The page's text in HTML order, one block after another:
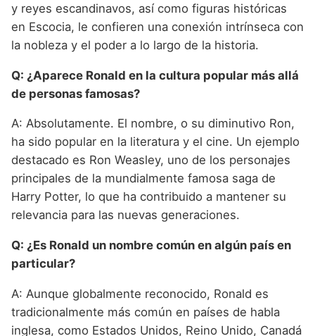
y reyes escandinavos, así como figuras históricas
en Escocia, le confieren una conexión intrínseca con
la nobleza y el poder a lo largo de la historia.
Q: ¿Aparece Ronald en la cultura popular más allá
de personas famosas?
A: Absolutamente. El nombre, o su diminutivo Ron,
ha sido popular en la literatura y el cine. Un ejemplo
destacado es Ron Weasley, uno de los personajes
principales de la mundialmente famosa saga de
Harry Potter, lo que ha contribuido a mantener su
relevancia para las nuevas generaciones.
Q: ¿Es Ronald un nombre común en algún país en
particular?
A: Aunque globalmente reconocido, Ronald es
tradicionalmente más común en países de habla
inglesa, como Estados Unidos, Reino Unido, Canadá